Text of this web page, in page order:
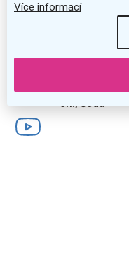
Více informací
Stůl SimpleOffice 180
cm, šedá